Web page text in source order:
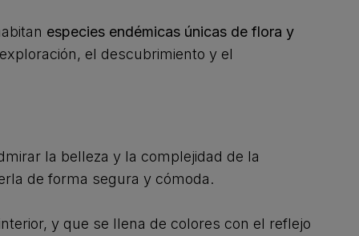
especies endémicas únicas de flora y
el descubrimiento y el
la belleza y la complejidad de la
de forma segura y cómoda.
y que se llena de colores con el reflejo